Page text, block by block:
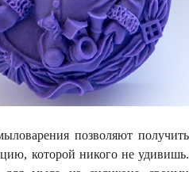
позволяют получить
которой никого не удивишь.